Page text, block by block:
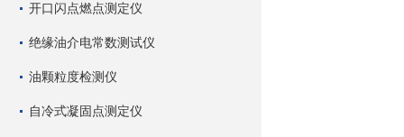
开口闪点燃点测定仪
绝缘油介电常数测试仪
油颗粒度检测仪
自冷式凝固点测定仪